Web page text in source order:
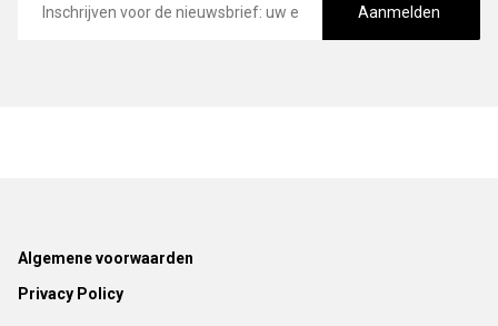
mailadres
Aanmelden
Footer
Algemene voorwaarden
Privacy Policy